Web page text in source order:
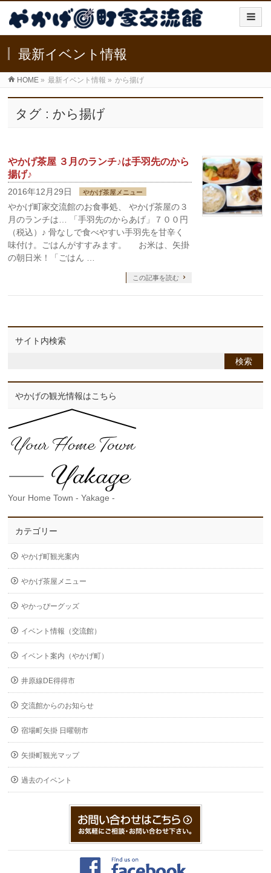
最新イベント情報
HOME » 最新イベント情報 » から揚げ
タグ : から揚げ
やかげ茶屋 ３月のランチ♪は手羽先のから
揚げ♪
2016年12月29日 やかげ茶屋メニュー
やかげ町家交流館のお食事処、 やかげ茶屋の３
月のランチは… 「手羽先のからあげ」７００円
（税込）♪ 骨なしで食べやすい手羽先を甘辛く
味付け。ごはんがすすみます。 お米は、矢掛
の朝日米！「ごはん …
この記事を読む
サイト内検索
やかげの観光情報はこちら
Your Home Town - Yakage -
カテゴリー
やかげ町観光案内
やかげ茶屋メニュー
やかっぴーグッズ
イベント情報（交流館）
イベント案内（やかげ町）
井原線DE得得市
交流館からのお知らせ
宿場町矢掛 日曜朝市
矢掛町観光マップ
過去のイベント